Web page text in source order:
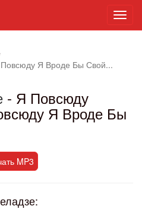
Я Вроде Бы Свой...
- Я Повсюду
Я Вроде Бы
MP3